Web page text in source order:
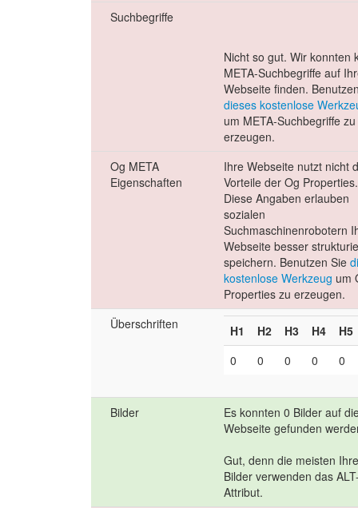
Suchbegriffe
Nicht so gut. Wir konnten
META-Suchbegriffe auf
Webseite finden.
dieses kostenlose
um META-Suchbegriffe zu
erzeugen.
Og META
Eigenschaften
Ihre Webseite nutzt nicht
Vorteile der Og Properties.
Diese Angaben erlauben
sozialen
Suchmaschinenrobotern
Webseite besser
speichern. Benutzen Sie
kostenlose Werkzeug um
Properties zu erzeugen.
Überschriften
H1 H2 H3 H4
H5
0
0 0 0 0
Bilder
Es konnten 0 Bilder auf
Webseite gefunden
Gut, denn die meisten
Bilder verwenden das
Attribut.